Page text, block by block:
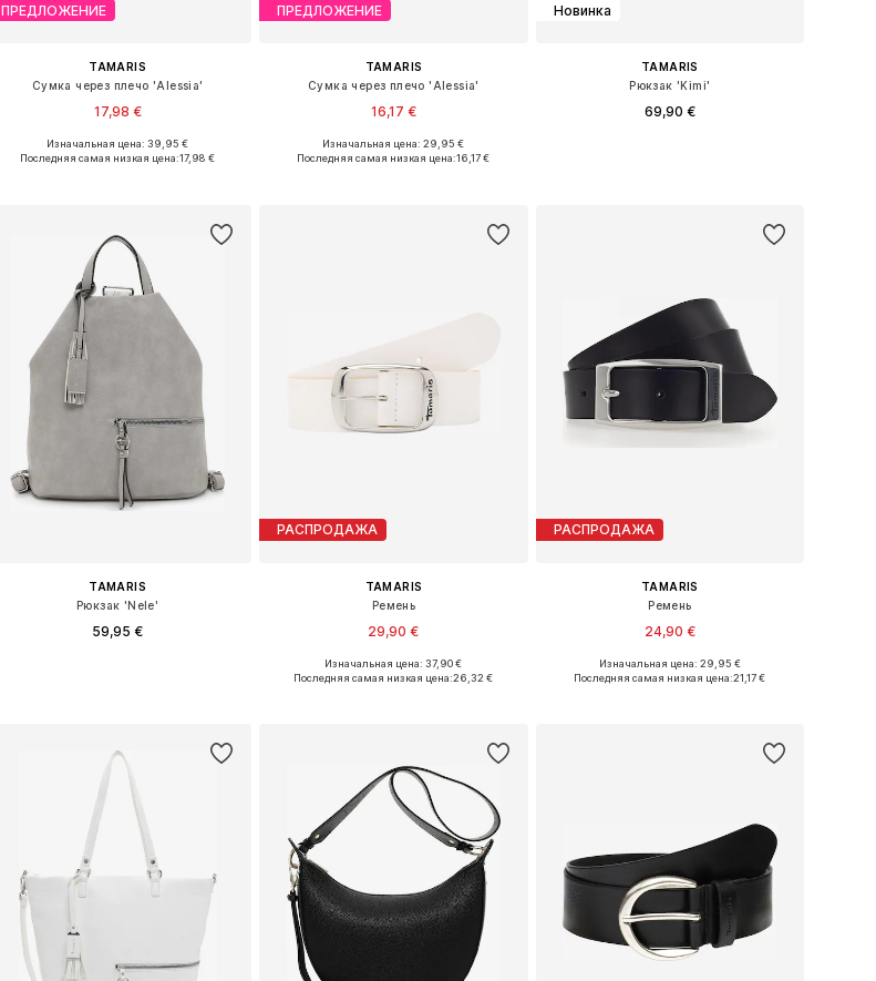
ПРЕДЛОЖЕНИЕ
TAMARIS
Сумка через плечо 'Alessia'
17,98 €
+1
Доступные размеры: One Size
Изначальная цена: 39,95 €
Последняя самая низкая цена:17,98 €
ПРЕДЛОЖЕНИЕ
TAMARIS
Сумка через плечо 'Alessia'
16,17 €
Доступные размеры: One Size
Изначальная цена: 29,95 €
Последняя самая низкая цена:16,17 €
Новинка
TAMARIS
Рюкзак 'Kimi'
69,90 €
TAMARIS
Рюкзак 'Nele'
59,95 €
РАСПРОДАЖА
TAMARIS
Ремень
29,90 €
+ 2
Доступно множество размеров
Изначальная цена: 37,90 €
Последняя самая низкая цена:26,32 €
РАСПРОДАЖА
TAMARIS
Ремень
24,90 €
+2
Доступно множество размеров
Изначальная цена: 29,95 €
Последняя самая низкая цена:21,17 €